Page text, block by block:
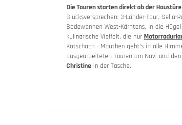
Die Touren starten direkt ab der Haustüre
Glücksversprechen: 3-Länder-Tour, Sella-
Badewannen West-Kärntens, in die
kulinarische Vielfalt, die nur
Kötschach - Mauthen geht’s in alle
ausgearbeiteten Touren am Navi und den
Christine in der Tasche.